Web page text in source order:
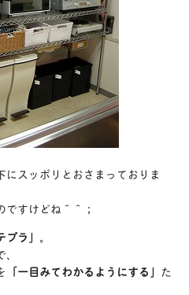
スッポリとおさまっておりま
すけどね＾＾；
プラ」 。
「一目みてわかるようにする」 た